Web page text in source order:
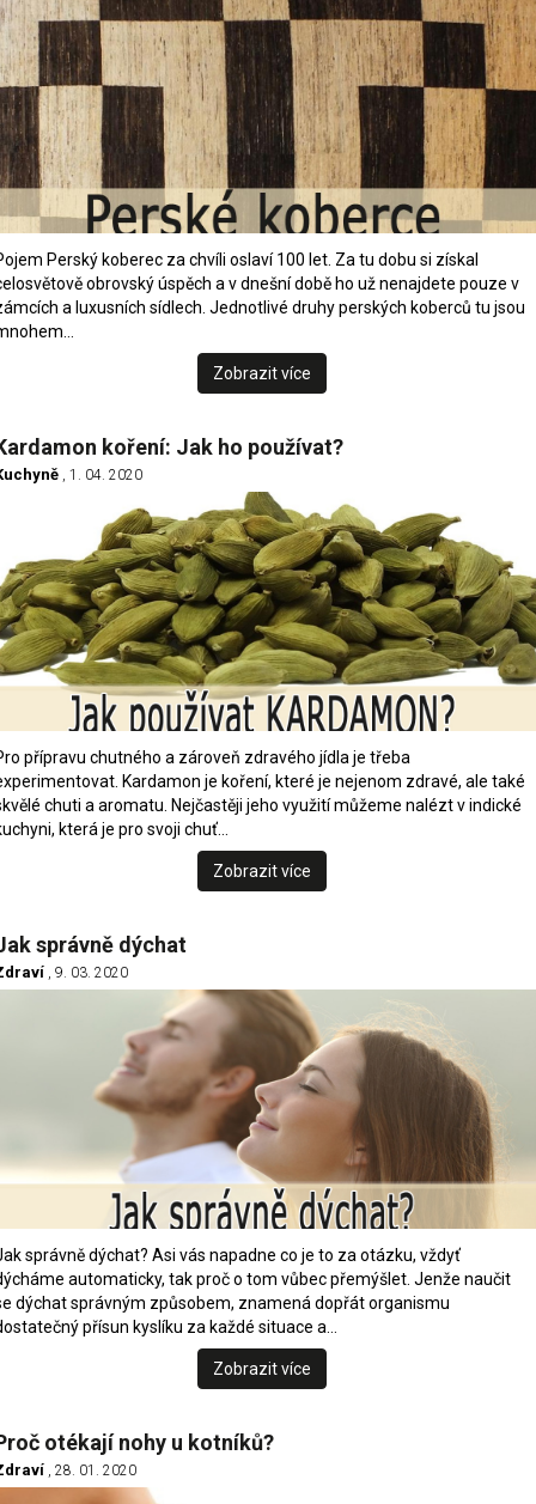
Perský koberec za chvíli oslaví 100 let. Za tu dobu si získal
obrovský úspěch a v dnešní době ho už nenajdete pouze v
a luxusních sídlech. Jednotlivé druhy perských koberců tu jsou
Zobrazit více
koření: Jak ho používat?
, 1. 04. 2020
přípravu chutného a zároveň zdravého jídla je třeba
Kardamon je koření, které je nejenom zdravé, ale také
chuti a aromatu. Nejčastěji jeho využití můžeme nalézt v indické
která je pro svoji chuť…
Zobrazit více
správně dýchat
, 9. 03. 2020
správně dýchat? Asi vás napadne co je to za otázku, vždyť
automaticky, tak proč o tom vůbec přemýšlet. Jenže naučit
dýchat správným způsobem, znamená dopřát organismu
přísun kyslíku za každé situace a…
Zobrazit více
otékají nohy u kotníků?
, 28. 01. 2020